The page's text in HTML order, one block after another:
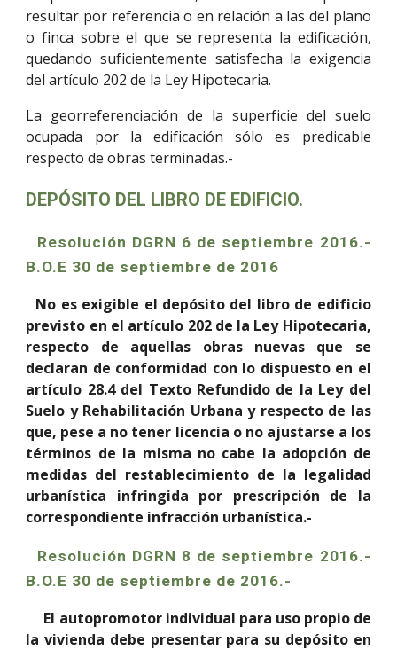
resultar por referencia o en relación a las del plano
o finca sobre el que se representa la edificación,
quedando suficientemente satisfecha la exigencia
del artículo 202 de la Ley Hipotecaria.
La georreferenciación de la superficie del suelo
ocupada por la edificación sólo es predicable
respecto de obras terminadas.-
DEPÓSITO DEL LIBRO DE EDIFICIO.
Resolución DGRN 6 de septiembre 2016.-
B.O.E 30 de septiembre de 2016
No es exigible el depósito del libro de edificio
previsto en el artículo 202 de la Ley Hipotecaria,
respecto de aquellas obras nuevas que se
declaran de conformidad con lo dispuesto en el
artículo 28.4 del Texto Refundido de la Ley del
Suelo y Rehabilitación Urbana y respecto de las
que, pese a no tener licencia o no ajustarse a los
términos de la misma no cabe la adopción de
medidas del restablecimiento de la legalidad
urbanística infringida por prescripción de la
correspondiente infracción urbanística.-
Resolución DGRN 8 de septiembre 2016.-
B.O.E 30 de septiembre de 2016.-
El autopromotor individual para uso propio de
la vivienda debe presentar para su depósito en